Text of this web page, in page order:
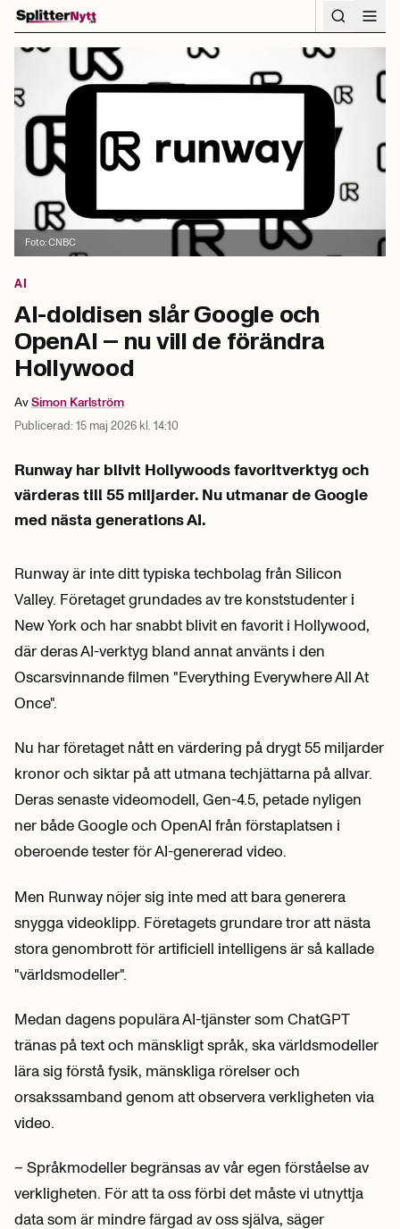
Hoppa till innehåll
Foto:CNBC
AI
AI-doldisen slår Google och
OpenAI – nu vill de förändra
Hollywood
AvSimon Karlström
Publicerad: 15 maj 2026 kl. 14:10
Runway har blivit Hollywoods favoritverktyg och
värderas till 55 miljarder. Nu utmanar de Google
med nästa generations AI.
Runway är inte ditt typiska techbolag från Silicon
Valley. Företaget grundades av tre konststudenter i
New York och har snabbt blivit en favorit i Hollywood,
där deras AI-verktyg bland annat använts i den
Oscarsvinnande filmen "Everything Everywhere All At
Once".
Nu har företaget nått en värdering på drygt 55 miljarder
kronor och siktar på att utmana techjättarna på allvar.
Deras senaste videomodell, Gen-4.5, petade nyligen
ner både Google och OpenAI från förstaplatsen i
oberoende tester för AI-genererad video.
Men Runway nöjer sig inte med att bara generera
snygga videoklipp. Företagets grundare tror att nästa
stora genombrott för artificiell intelligens är så kallade
"världsmodeller".
Medan dagens populära AI-tjänster som ChatGPT
tränas på text och mänskligt språk, ska världsmodeller
lära sig förstå fysik, mänskliga rörelser och
orsakssamband genom att observera verkligheten via
video.
– Språkmodeller begränsas av vår egen förståelse av
verkligheten. För att ta oss förbi det måste vi utnyttja
data som är mindre färgad av oss själva, säger